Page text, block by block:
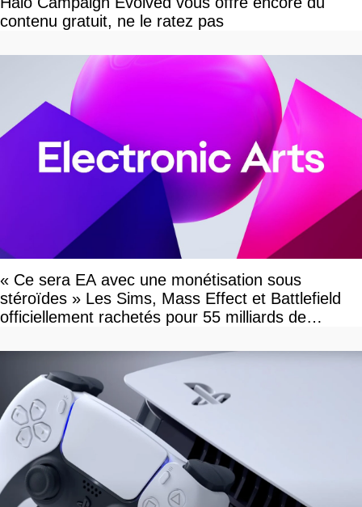
contenu gratuit, ne le ratez pas
« Ce sera EA avec une monétisation sous
stéroïdes » Les Sims, Mass Effect et Battlefield
officiellement rachetés pour 55 milliards de